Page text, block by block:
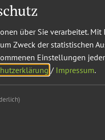
über Sie verarbeitet. Mit
Zweck der statistischen
Einstellungen
/ Impressum.